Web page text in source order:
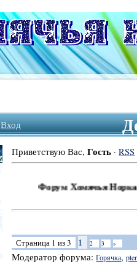
Вход
Приветствую Вас,Гость ·RSS
Форум Хомячья Норка
Страница 1 из3 1 2 3 »
Модератор форума:Горячка,